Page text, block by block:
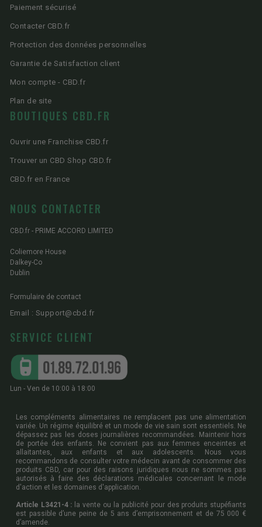
Paiement sécurisé
Contacter CBD.fr
Protection des données personnelles
Garantie de Satisfaction client
Mon compte - CBD.fr
Plan de site
BOUTIQUES CBD.FR
Ouvrir une Franchise CBD.fr
Trouver un CBD Shop CBD.fr
CBD.fr en France
NOUS CONTACTER
CBD.fr - PRIME ACCORD LIMITED
Coliemore House
Dalkey-Co
Dublin
Formulaire de contact
Email : Support@cbd.fr
SERVICE CLIENT
Lun - Ven de 10:00 à 18:00
Les compléments alimentaires ne remplacent pas une alimentation
variée. Un régime équilibré et un mode de vie sain sont essentiels. Ne
dépassez pas les doses journalières recommandées. Maintenir hors
de portée des enfants. Ne convient pas aux femmes enceintes et
allaitantes, aux enfants et aux adolescents. Nous vous
recommandons de consulter votre médecin avant de consommer des
produits CBD, car pour des raisons juridiques nous ne sommes pas
autorisés à faire des déclarations médicales concernant le mode
d'action et les domaines d'application.
Article L3421-4 : la vente ou la publicité pour des produits stupéfiants
est passible d’une peine de 5 ans d’emprisonnement et de 75 000 €
d’amende.